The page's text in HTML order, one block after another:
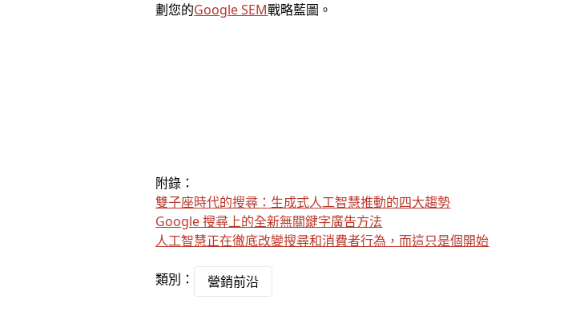
劃您的Google SEM戰略藍圖。
附錄：
雙子座時代的搜尋：生成式人工智慧推動的四大趨勢
Google 搜尋上的全新無關鍵字廣告方法
人工智慧正在徹底改變搜尋和消費者行為，而這只是個開始
類別： 營銷前沿